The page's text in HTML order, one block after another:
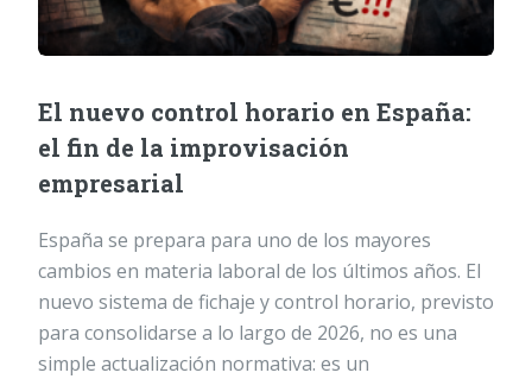
El nuevo control horario en España:
el fin de la improvisación
empresarial
España se prepara para uno de los mayores
cambios en materia laboral de los últimos años. El
nuevo sistema de fichaje y control horario, previsto
para consolidarse a lo largo de 2026, no es una
simple actualización normativa: es un